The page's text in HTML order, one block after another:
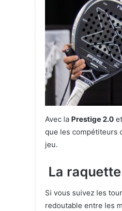
Avec la Prestige 2.0
que les compétiteurs
jeu.
La
Si vous suivez les
redoutable entre les